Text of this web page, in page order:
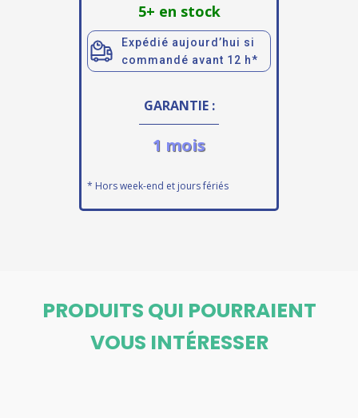
5+ en stock
Expédié aujourd’hui si
commandé avant 12 h*
GARANTIE :
1 mois
* Hors week-end et jours fériés
PRODUITS QUI POURRAIENT
VOUS INTÉRESSER